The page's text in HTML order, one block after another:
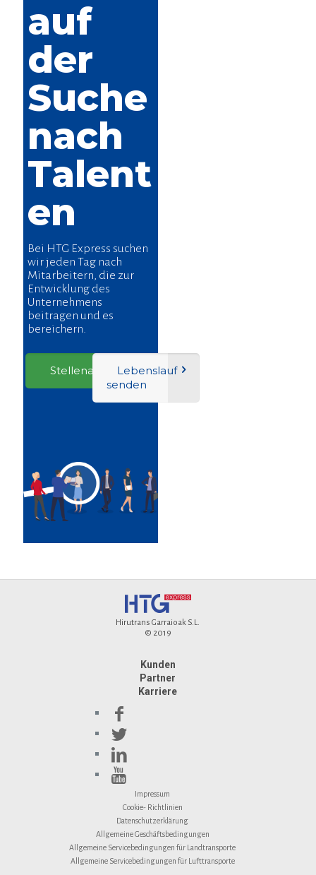
auf
der
Suche
nach
Talent
en
Bei HTG Express suchen
wir jeden Tag nach
Mitarbeitern, die zur
Entwicklung des
Unternehmens
beitragen und es
bereichern.
StellenangeboteLebenslauf
senden
Hirutrans Garraioak S.L.
© 2019
Kunden
Partner
Karriere
Impressum
Cookie- Richtlinien
Datenschutzerklärung
Allgemeine Geschäftsbedingungen
Allgemeine Servicebedingungen für Landtransporte
Allgemeine Servicebedingungen für Lufttransporte